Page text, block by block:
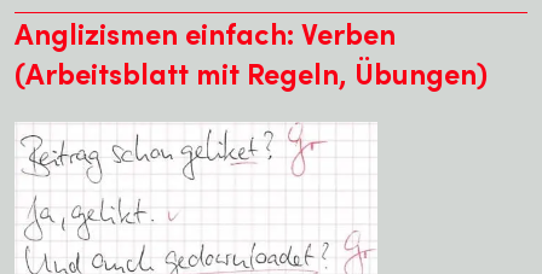
Anglizismen einfach: Verben
(Arbeitsblatt mit Regeln, Übungen)